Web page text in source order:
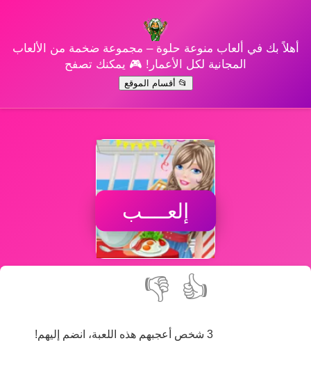
أهلاً بك في ألعاب منوعة حلوة – مجموعة ضخمة من الألعاب
المجانية لكل الأعمار! 🎮 يمكنك تصفح
📂 أقسام الموقع
إلعــــب
👍
👎
3 شخص أعجبهم هذه اللعبة، انضم إليهم!